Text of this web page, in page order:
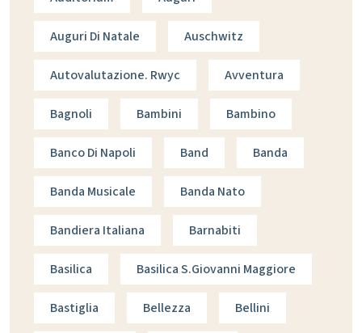
Auguri Di Natale Auschwitz
Autovalutazione. Rwyc Avventura
Bagnoli Bambini Bambino
Banco Di Napoli Band Banda
Banda Musicale Banda Nato
Bandiera Italiana Barnabiti
Basilica Basilica S.giovanni Maggiore
Bastiglia Bellezza Bellini